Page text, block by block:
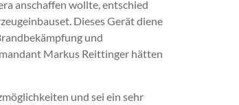
anschaffen wollte, entschied
Dieses Gerät diene
und
Markus Reittinger hätten
und sei ein sehr